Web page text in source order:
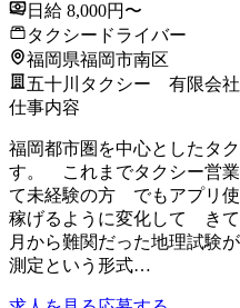
日給 8,000円〜
タクシードライバー
福岡県福岡市南区
五十川タクシー 有限会社
仕事内容
福岡都市圏を中心としたタ
す。 これまでタクシー営
て未経験の方 でもアプリ
稼げるように変化して き
月から難関だった地理試
測定という形式…